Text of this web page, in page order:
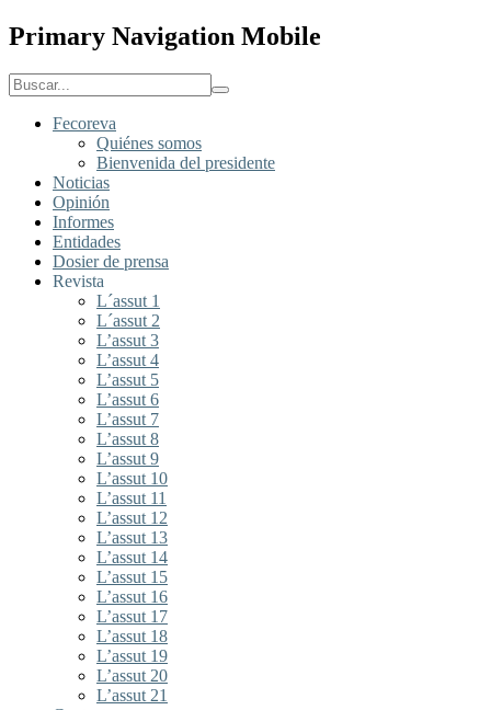
Primary Navigation Mobile
Fecoreva
Quiénes somos
Bienvenida del presidente
Noticias
Opinión
Informes
Entidades
Dosier de prensa
Revista
L´assut 1
L´assut 2
L’assut 3
L’assut 4
L’assut 5
L’assut 6
L’assut 7
L’assut 8
L’assut 9
L’assut 10
L’assut 11
L’assut 12
L’assut 13
L’assut 14
L’assut 15
L’assut 16
L’assut 17
L’assut 18
L’assut 19
L’assut 20
L’assut 21